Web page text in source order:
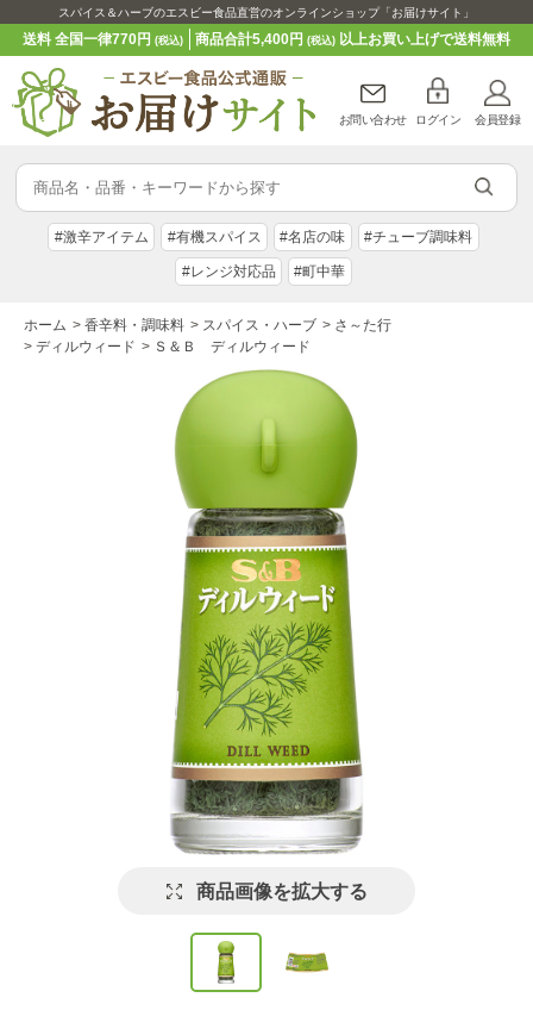
スパイス＆ハーブのエスビー食品直営のオンラインショップ「お届けサイト」
送料 全国一律770円(税込) 商品合計5,400円 (税込)以上お買い上げで送料無料
お問い合わせ ログイン 会員登録
#激辛アイテム #有機スパイス #名店の味 #チューブ調味料
#レンジ対応品 #町中華
ホーム > 香辛料・調味料 > スパイス・ハーブ > さ～た行
> ディルウィード > Ｓ＆Ｂ ディルウィード
商品画像を拡大する